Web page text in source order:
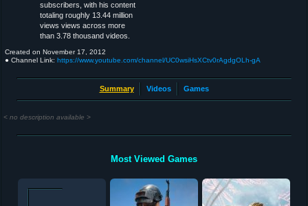
subscribers, with his content
totaling roughly 13.44 million
views views across more
than 3.78 thousand videos.
Created on November 17, 2012
● Channel Link: https://www.youtube.com/channel/UC0wsiHsXCtv0rAgdgOLh-gA
Summary Videos Games
< no description available >
Most Viewed Games